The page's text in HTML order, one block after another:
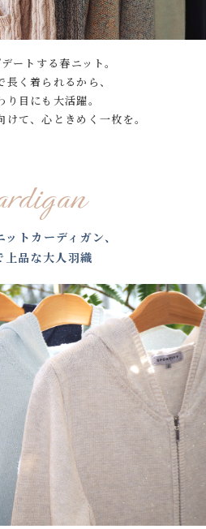
ートする春ニット。
⻑く着られるから、
り⽬にも⼤活躍。
て、⼼ときめく⼀枚を。
トカーディガン、
上品な⼤⼈⽻織